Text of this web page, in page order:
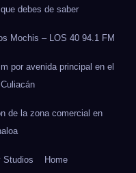
que debes de saber
Mochis – LOS 40 94.1 FM
por avenida principal en el
de la zona comercial en
Studios Home